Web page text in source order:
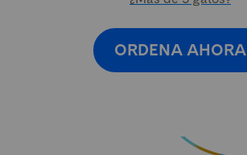
ORDENA AHORA